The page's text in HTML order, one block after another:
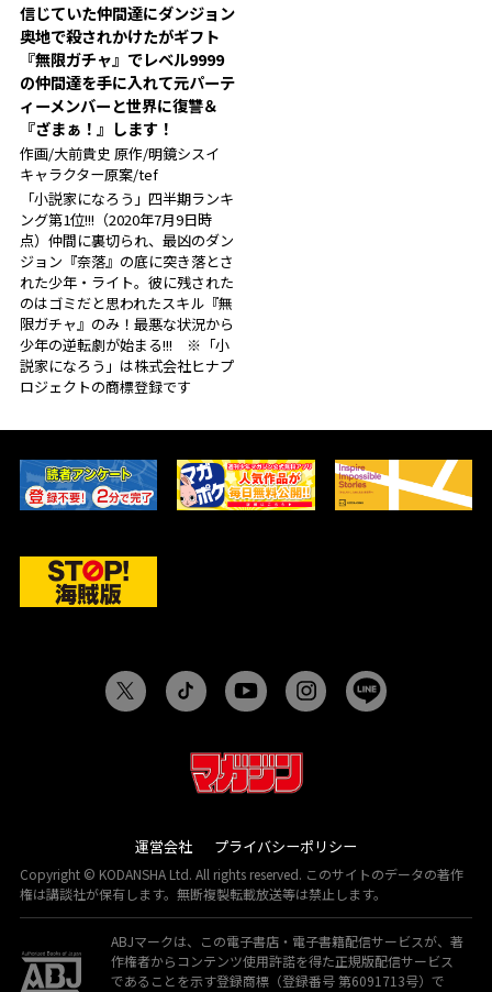
信じていた仲間達にダンジョン
奥地で殺されかけたがギフト
『無限ガチャ』でレベル9999
の仲間達を手に入れて元パーテ
ィーメンバーと世界に復讐＆
『ざまぁ！』します！
作画/大前貴史 原作/明鏡シスイ
キャラクター原案/tef
「小説家になろう」四半期ランキ
ング第1位!!!（2020年7月9日時
点）仲間に裏切られ、最凶のダン
ジョン『奈落』の底に突き落とさ
れた少年・ライト。彼に残された
のはゴミだと思われたスキル『無
限ガチャ』のみ！最悪な状況から
少年の逆転劇が始まる!!! ※「小
説家になろう」は株式会社ヒナプ
ロジェクトの商標登録です
運営会社 プライバシーポリシー
Copyright © KODANSHA Ltd. All rights reserved. このサイトのデータの著作
権は講談社が保有します。無断複製転載放送等は禁止します。
ABJマークは、この電子書店・電子書籍配信サービスが、著
作権者からコンテンツ使用許諾を得た正規版配信サービス
であることを示す登録商標（登録番号 第6091713号）で